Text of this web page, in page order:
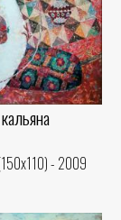
- 2009